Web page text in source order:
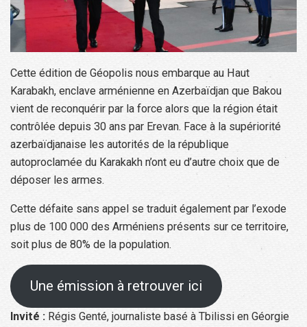
Cette édition de Géopolis nous embarque au Haut
Karabakh, enclave arménienne en Azerbaïdjan que Bakou
vient de reconquérir par la force alors que la région était
contrôlée depuis 30 ans par Erevan. Face à la supériorité
azerbaïdjanaise les autorités de la république
autoproclamée du Karakakh n’ont eu d’autre choix que de
déposer les armes.
Cette défaite sans appel se traduit également par l’exode
plus de 100 000 des Arméniens présents sur ce territoire,
soit plus de 80% de la population.
Une émission à retrouver ici
Invité : Régis Genté, journaliste basé à Tbilissi en Géorgie